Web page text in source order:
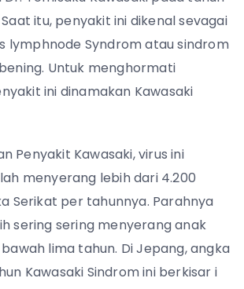
itu, penyakit ini dikenal sevagai
lymphnode Syndrom atau sindrom
Untuk menghormati
ini dinamakan Kawasaki
Penyakit Kawasaki, virus ini
menyerang lebih dari 4.200
Serikat per tahunnya. Parahnya
sering sering menyerang anak
lima tahun. Di Jepang, angka
Kawasaki Sindrom ini berkisar i